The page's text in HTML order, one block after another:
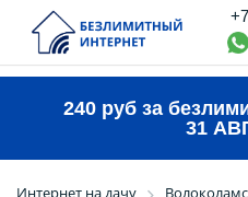
240 руб за
31
Интернет на дачу